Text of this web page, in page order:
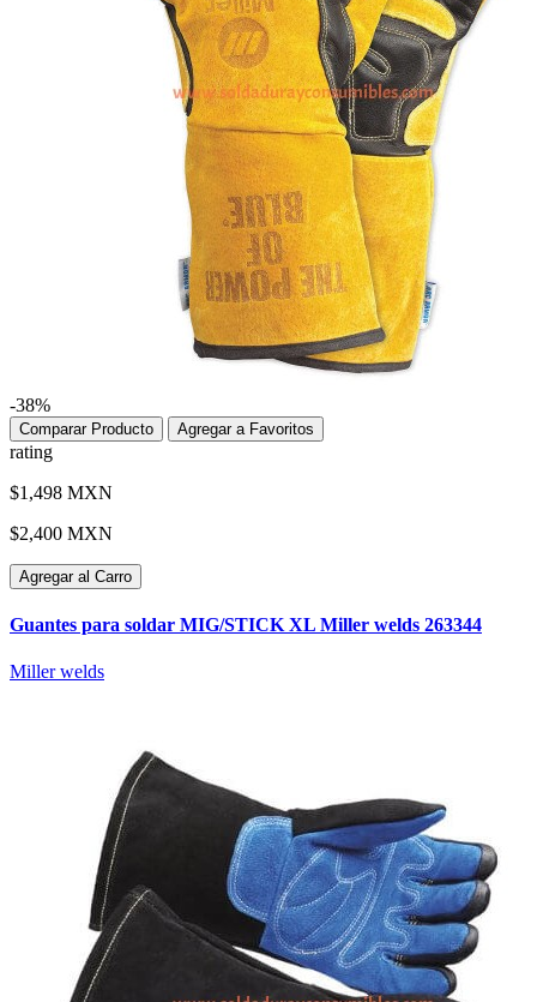
-38%
Comparar Producto Agregar a Favoritos
rating
$1,498 MXN
$2,400 MXN
Agregar al Carro
Guantes para soldar MIG/STICK XL Miller welds 263344
Miller welds